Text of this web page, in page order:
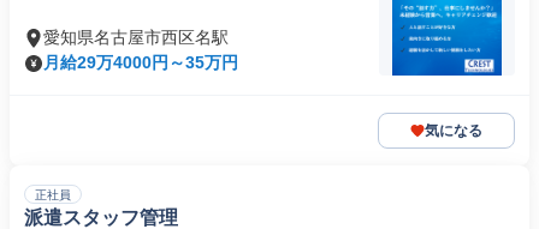
愛知県名古屋市西区名駅
月給29万4000円～35万円
気になる
正社員
派遣スタッフ管理